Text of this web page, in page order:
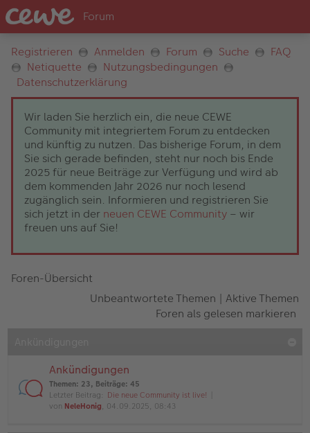
Registrieren Anmelden Forum Suche
FAQ
Netiquette
Nutzungsbedingungen
Datenschutzerklärung
Wir laden Sie herzlich ein, die neue CEWE
Community mit integriertem Forum zu entdecken
und künftig zu nutzen. Das bisherige Forum, in dem
Sie sich gerade befinden, steht nur noch bis Ende
2025 für neue Beiträge zur Verfügung und wird ab
dem kommenden Jahr 2026 nur noch lesend
zugänglich sein. Informieren und registrieren Sie
sich jetzt in der neuen CEWE Community – wir
freuen uns auf Sie!
Foren-Übersicht
Unbeantwortete Themen | Aktive Themen
Foren als gelesen markieren
Ankündigungen
Themen: 23, Beiträge: 45
Letzter Beitrag: Die neue Community ist live!
von NeleHonig, 04.09.2025, 08:43